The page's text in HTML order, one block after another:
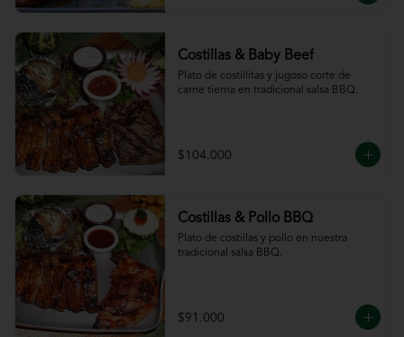
Costillas & Baby Beef
Plato de costillitas y jugoso corte de
carne tierna en tradicional salsa BBQ.
$104.000
Costillas & Pollo BBQ
Plato de costillas y pollo en nuestra
tradicional salsa BBQ.
$91.000